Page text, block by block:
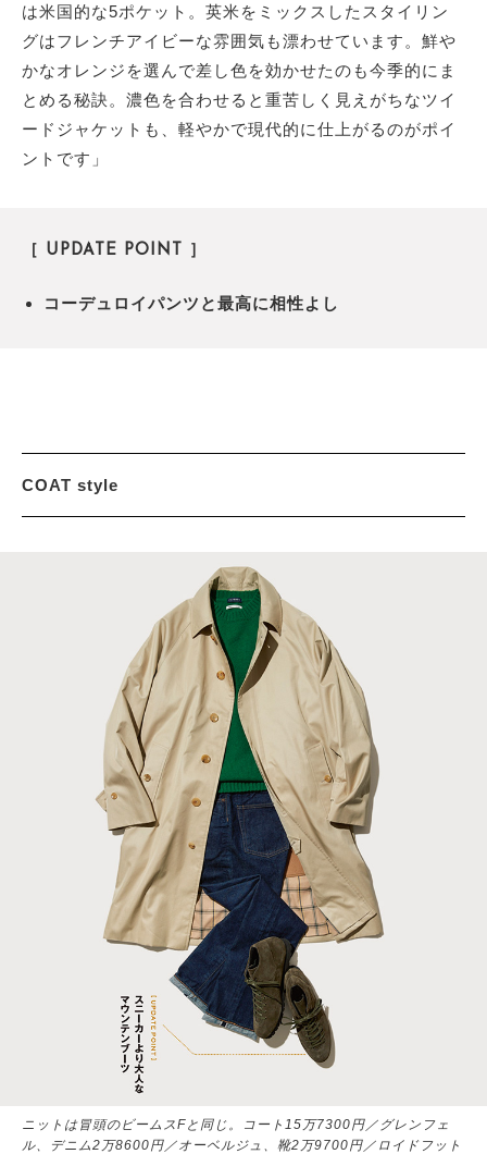
は米国的な5ポケット。英米をミックスしたスタイリン
グはフレンチアイビーな雰囲気も漂わせています。鮮や
かなオレンジを選んで差し色を効かせたのも今季的にま
とめる秘訣。濃色を合わせると重苦しく見えがちなツイ
ードジャケットも、軽やかで現代的に仕上がるのがポイ
ントです」
［ UPDATE POINT ］
コーデュロイパンツと最高に相性よし
COAT style
ニットは冒頭のビームスFと同じ。コート15万7300円／グレンフェ
ル、デニム2万8600円／オーベルジュ、靴2万9700円／ロイドフット